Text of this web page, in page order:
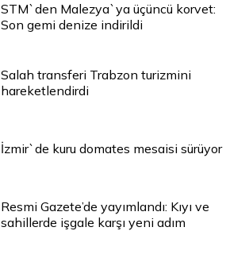
STM`den Malezya`ya üçüncü korvet:
Son gemi denize indirildi
Salah transferi Trabzon turizmini
hareketlendirdi
İzmir`de kuru domates mesaisi sürüyor
Resmi Gazete’de yayımlandı: Kıyı ve
sahillerde işgale karşı yeni adım